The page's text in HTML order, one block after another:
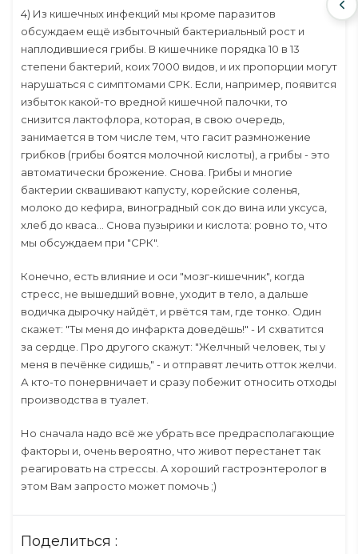
4) Из кишечных инфекций мы кроме паразитов
обсуждаем ещё избыточный бактериальный рост и
наплодившиеся грибы. В кишечнике порядка 10 в 13
степени бактерий, коих 7000 видов, и их пропорции могут
нарушаться с симптомами СРК. Если, например, появится
избыток какой-то вредной кишечной палочки, то
снизится лактофлора, которая, в свою очередь,
занимается в том числе тем, что гасит размножение
грибков (грибы боятся молочной кислоты), а грибы - это
автоматически брожение. Снова. Грибы и многие
бактерии сквашивают капусту, корейские соленья,
молоко до кефира, виноградный сок до вина или уксуса,
хлеб до кваса... Снова пузырики и кислота: ровно то, что
мы обсуждаем при "СРК".
Конечно, есть влияние и оси "мозг-кишечник", когда
стресс, не вышедший вовне, уходит в тело, а дальше
водичка дырочку найдёт, и рвётся там, где тонко. Один
скажет: "Ты меня до инфаркта доведёшь!" - И схватится
за сердце. Про другого скажут: "Желчный человек, ты у
меня в печёнке сидишь," - и отправят лечить отток желчи.
А кто-то понервничает и сразу побежит относить отходы
производства в туалет.
Но сначала надо всё же убрать все предрасполагающие
факторы и, очень вероятно, что живот перестанет так
реагировать на стрессы. А хороший гастроэнтеролог в
этом Вам запросто может помочь ;)
Поделиться :